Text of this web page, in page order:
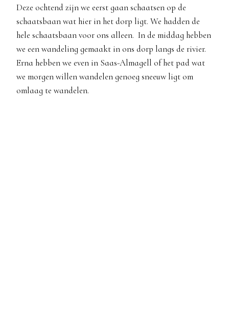
Deze ochtend zijn we eerst gaan schaatsen op de
schaatsbaan wat hier in het dorp ligt. We hadden de
hele schaatsbaan voor ons alleen. In de middag hebben
we een wandeling gemaakt in ons dorp langs de rivier.
Erna hebben we even in Saas-Almagell of het pad wat
we morgen willen wandelen genoeg sneeuw ligt om
omlaag te wandelen.